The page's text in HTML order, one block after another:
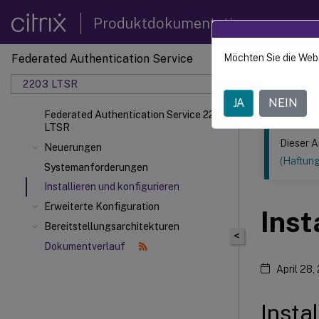
Produktdokumentation
Federated Authentication Service
2203 LTSR
Federated Authentication Service 2203
LTSR
Neuerungen
Systemanforderungen
Installieren und konfigurieren
Erweiterte Konfiguration
Bereitstellungsarchitekturen
Dokumentverlauf
Dieser Inhalt
<
Dieser
April 28,
Möchten Sie die
JA NEIN